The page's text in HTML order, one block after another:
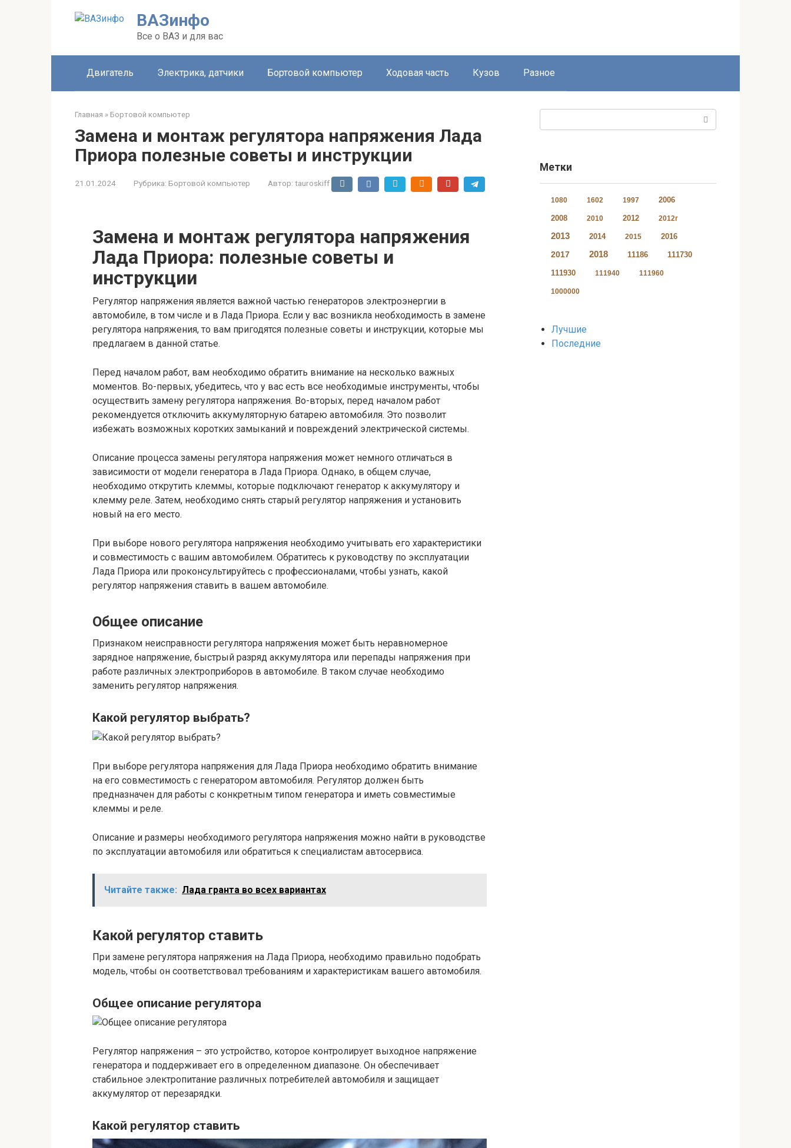
ВАЗинфо
Все о ВАЗ и для вас
Двигатель Электрика, датчики Бортовой компьютер Ходовая часть Кузов Разное
Главная » Бортовой компьютер
Замена и монтаж регулятора напряжения Лада
Приора полезные советы и инструкции
21.01.2024 Рубрика: Бортовой компьютер Автор: tauroskiff
Замена и монтаж регулятора напряжения
Лада Приора: полезные советы и
инструкции
Регулятор напряжения является важной частью генераторов электроэнергии в
автомобиле, в том числе и в Лада Приора. Если у вас возникла необходимость в замене
регулятора напряжения, то вам пригодятся полезные советы и инструкции, которые мы
предлагаем в данной статье.
Перед началом работ, вам необходимо обратить внимание на несколько важных
моментов. Во-первых, убедитесь, что у вас есть все необходимые инструменты, чтобы
осуществить замену регулятора напряжения. Во-вторых, перед началом работ
рекомендуется отключить аккумуляторную батарею автомобиля. Это позволит
избежать возможных коротких замыканий и повреждений электрической системы.
Описание процесса замены регулятора напряжения может немного отличаться в
зависимости от модели генератора в Лада Приора. Однако, в общем случае,
необходимо открутить клеммы, которые подключают генератор к аккумулятору и
клемму реле. Затем, необходимо снять старый регулятор напряжения и установить
новый на его место.
При выборе нового регулятора напряжения необходимо учитывать его характеристики
и совместимость с вашим автомобилем. Обратитесь к руководству по эксплуатации
Лада Приора или проконсультируйтесь с профессионалами, чтобы узнать, какой
регулятор напряжения ставить в вашем автомобиле.
Общее описание
Признаком неисправности регулятора напряжения может быть неравномерное
зарядное напряжение, быстрый разряд аккумулятора или перепады напряжения при
работе различных электроприборов в автомобиле. В таком случае необходимо
заменить регулятор напряжения.
Какой регулятор выбрать?
При выборе регулятора напряжения для Лада Приора необходимо обратить внимание
на его совместимость с генератором автомобиля. Регулятор должен быть
предназначен для работы с конкретным типом генератора и иметь совместимые
клеммы и реле.
Описание и размеры необходимого регулятора напряжения можно найти в руководстве
по эксплуатации автомобиля или обратиться к специалистам автосервиса.
Читайте также: Лада гранта во всех вариантах
Какой регулятор ставить
При замене регулятора напряжения на Лада Приора, необходимо правильно подобрать
модель, чтобы он соответствовал требованиям и характеристикам вашего автомобиля.
Общее описание регулятора
Регулятор напряжения – это устройство, которое контролирует выходное напряжение
генератора и поддерживает его в определенном диапазоне. Он обеспечивает
стабильное электропитание различных потребителей автомобиля и защищает
аккумулятор от перезарядки.
Какой регулятор ставить
Метки
1080 1602 1997 2006
2008 2010 2012 2012г
2013 2014 2015 2016
2017 2018 11186 111730
111930 111940 111960
1000000
Лучшие
Последние